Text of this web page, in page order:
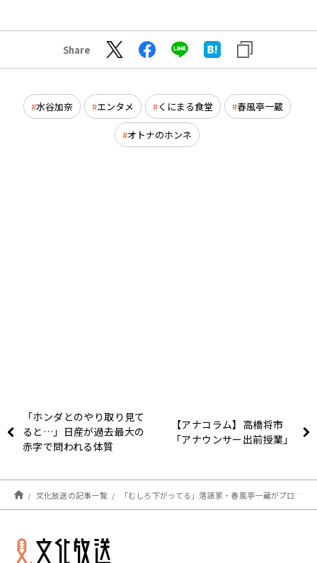
Share
水谷加奈 エンタメ くにまる食堂 春風亭一蔵
オトナのホンネ
「ホンダとのやり取り見て
ると…」日産が過去最大の
赤字で問われる体質
【アナコラム】高橋将市
「アナウンサー出前授業」
文化放送の記事一覧 「むしろ下がってる」落語家・春風亭一蔵がプロ野球選手とギャラ比べて本音激白！